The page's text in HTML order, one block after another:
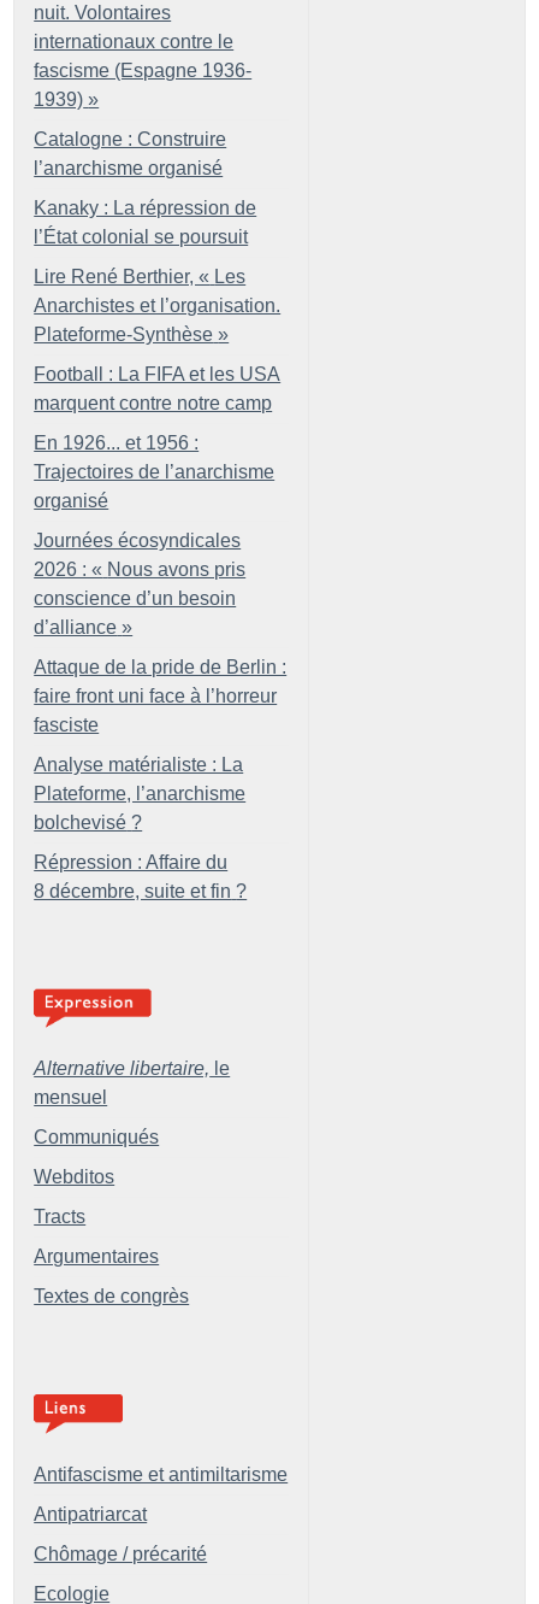
nuit. Volontaires
internationaux contre le
fascisme (Espagne 1936-
1939) »
Catalogne : Construire
l’anarchisme organisé
Kanaky : La répression de
l’État colonial se poursuit
Lire René Berthier, « Les
Anarchistes et l’organisation.
Plateforme-Synthèse »
Football : La FIFA et les USA
marquent contre notre camp
En 1926... et 1956 :
Trajectoires de l’anarchisme
organisé
Journées écosyndicales
2026 : « Nous avons pris
conscience d’un besoin
d’alliance »
Attaque de la pride de Berlin :
faire front uni face à l’horreur
fasciste
Analyse matérialiste : La
Plateforme, l’anarchisme
bolchevisé ?
Répression : Affaire du
8 décembre, suite et fin ?
Alternative libertaire, le
mensuel
Communiqués
Webditos
Tracts
Argumentaires
Textes de congrès
Antifascisme et antimiltarisme
Antipatriarcat
Chômage / précarité
Ecologie